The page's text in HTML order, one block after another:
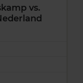
vs.